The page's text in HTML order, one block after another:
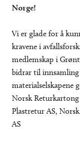
Norge!
Vi er glade for å
kravene i
medlemskap i
bidrar til innsamling
Norsk Returkartong
Plastretur AS,
AS